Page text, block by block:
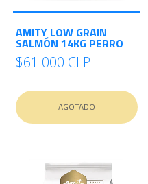
AMITY LOW GRAIN
SALMÓN 14KG PERRO
$61.000 CLP
AGOTADO